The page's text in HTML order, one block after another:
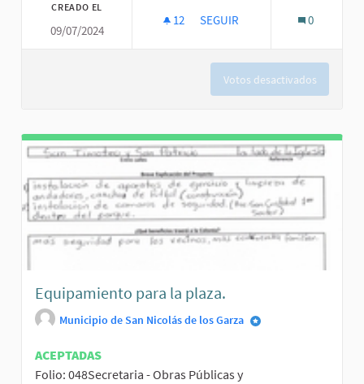
CREADO EL
09/07/2024
12 12 SEGUIDORAS
SEGUIR 0
Votos desactivados
Equipamiento para la plaza.
Municipio de San Nicolás de los Garza
ACEPTADAS
Folio: 048Secretaria - Obras Públicas y